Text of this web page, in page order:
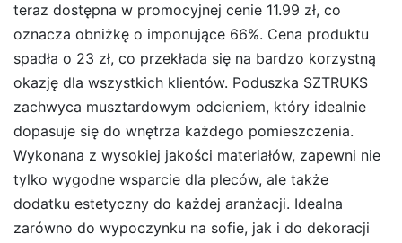
teraz dostępna w promocyjnej cenie 11.99 zł, co
oznacza obniżkę o imponujące 66%. Cena produktu
spadła o 23 zł, co przekłada się na bardzo korzystną
okazję dla wszystkich klientów. Poduszka SZTRUKS
zachwyca musztardowym odcieniem, który idealnie
dopasuje się do wnętrza każdego pomieszczenia.
Wykonana z wysokiej jakości materiałów, zapewni nie
tylko wygodne wsparcie dla pleców, ale także
dodatku estetyczny do każdej aranżacji. Idealna
zarówno do wypoczynku na sofie, jak i do dekoracji